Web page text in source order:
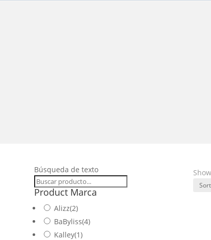
Búsqueda de texto
Product Marca
Alizz(2)
BaByliss(4)
Kalley(1)